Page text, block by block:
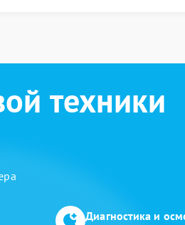
техники
Диагностика и